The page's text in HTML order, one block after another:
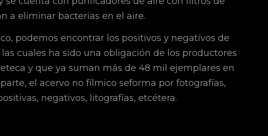
a eliminar bacterias en el aire.
podemos encontrar los positivos y negativos de
cuales ha sido una obligación de los productores
y que ya suman más de 48 mil ejemplares en
el acervo no fílmico seforma por fotografías,
negativos, litografías, etcétera.